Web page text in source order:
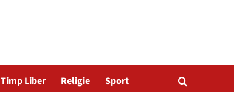
Timp Liber Religie Sport